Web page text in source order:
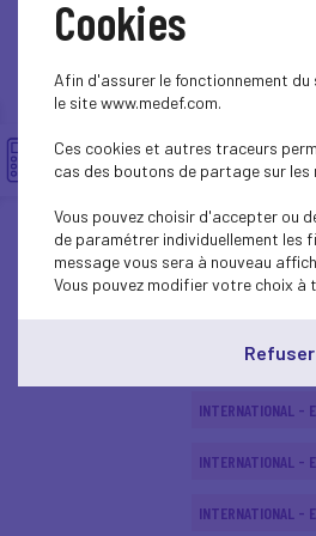
ECONOMY
ECONOMY
ECONOMY
INTERNATIONAL -
INTERNATIONAL -
INTERNATIONAL -
INTERNATIONAL -
Cookies
Afin d'assurer le fonctionnement
le site www.medef.com.
Ces cookies et autres traceurs
cas des boutons de partage sur
Vous pouvez choisir d'accepter ou
de paramétrer individuellement les
message vous sera à nouveau
Vous pouvez modifier votre choix à
Refuser